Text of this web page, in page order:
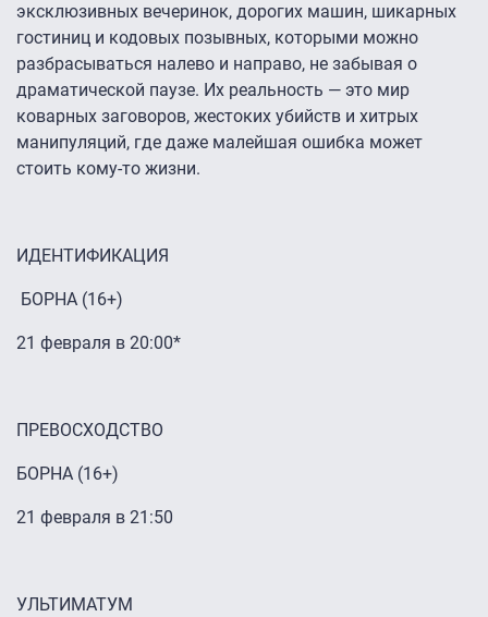
эксклюзивных вечеринок, дорогих машин, шикарных
гостиниц и кодовых позывных, которыми можно
разбрасываться налево и направо, не забывая о
драматической паузе. Их реальность — это мир
коварных заговоров, жестоких убийств и хитрых
манипуляций, где даже малейшая ошибка может
стоить кому-то жизни.
ИДЕНТИФИКАЦИЯ
БОРНА (16+)
21 февраля в 20:00*
ПРЕВОСХОДСТВО
БОРНА (16+)
21 февраля в 21:50
УЛЬТИМАТУМ